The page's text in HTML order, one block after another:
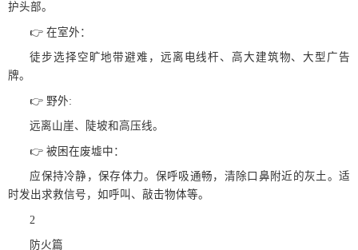
护头部。
👉 在室外：
徒步选择空旷地带避难，远离电线杆、高大建筑物、大型广告
牌。
👉 野外:
远离山崖、陡坡和高压线。
👉 被困在废墟中：
应保持冷静，保存体力。保呼吸通畅，清除口鼻附近的灰土。适
时发出求救信号，如呼叫、敲击物体等。
2
防火篇